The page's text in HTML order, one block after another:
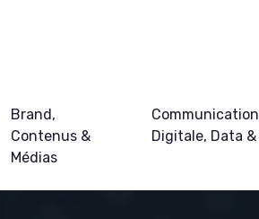
Brand,
Contenus &
Médias
Communication
Digitale, Data &